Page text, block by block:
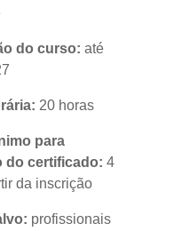
do curso: até
20 horas
para
do certificado: 4
da inscrição
profissionais